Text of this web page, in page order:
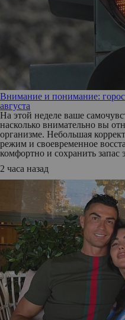
Внимание и понимание:
августа
На этой неделе ваше
насколько внимательно вы
организме. Небольшая
режим и своевременное
комфортно и сохранить запас
2 часа назад